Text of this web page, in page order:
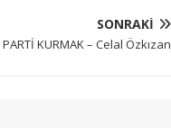
SONRAKI
PARTİ KURMAK – Celal Özkızan